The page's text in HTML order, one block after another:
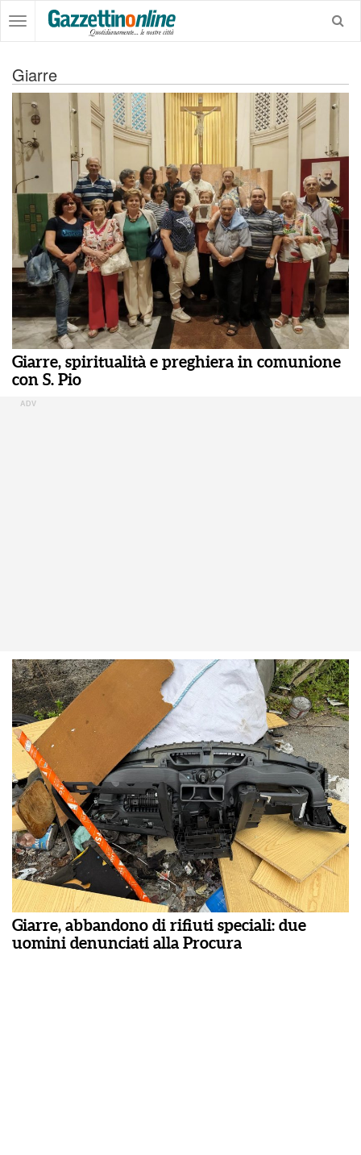
Giarre
Giarre, spiritualità e preghiera in comunione
con S. Pio
Giarre, abbandono di rifiuti speciali: due
uomini denunciati alla Procura